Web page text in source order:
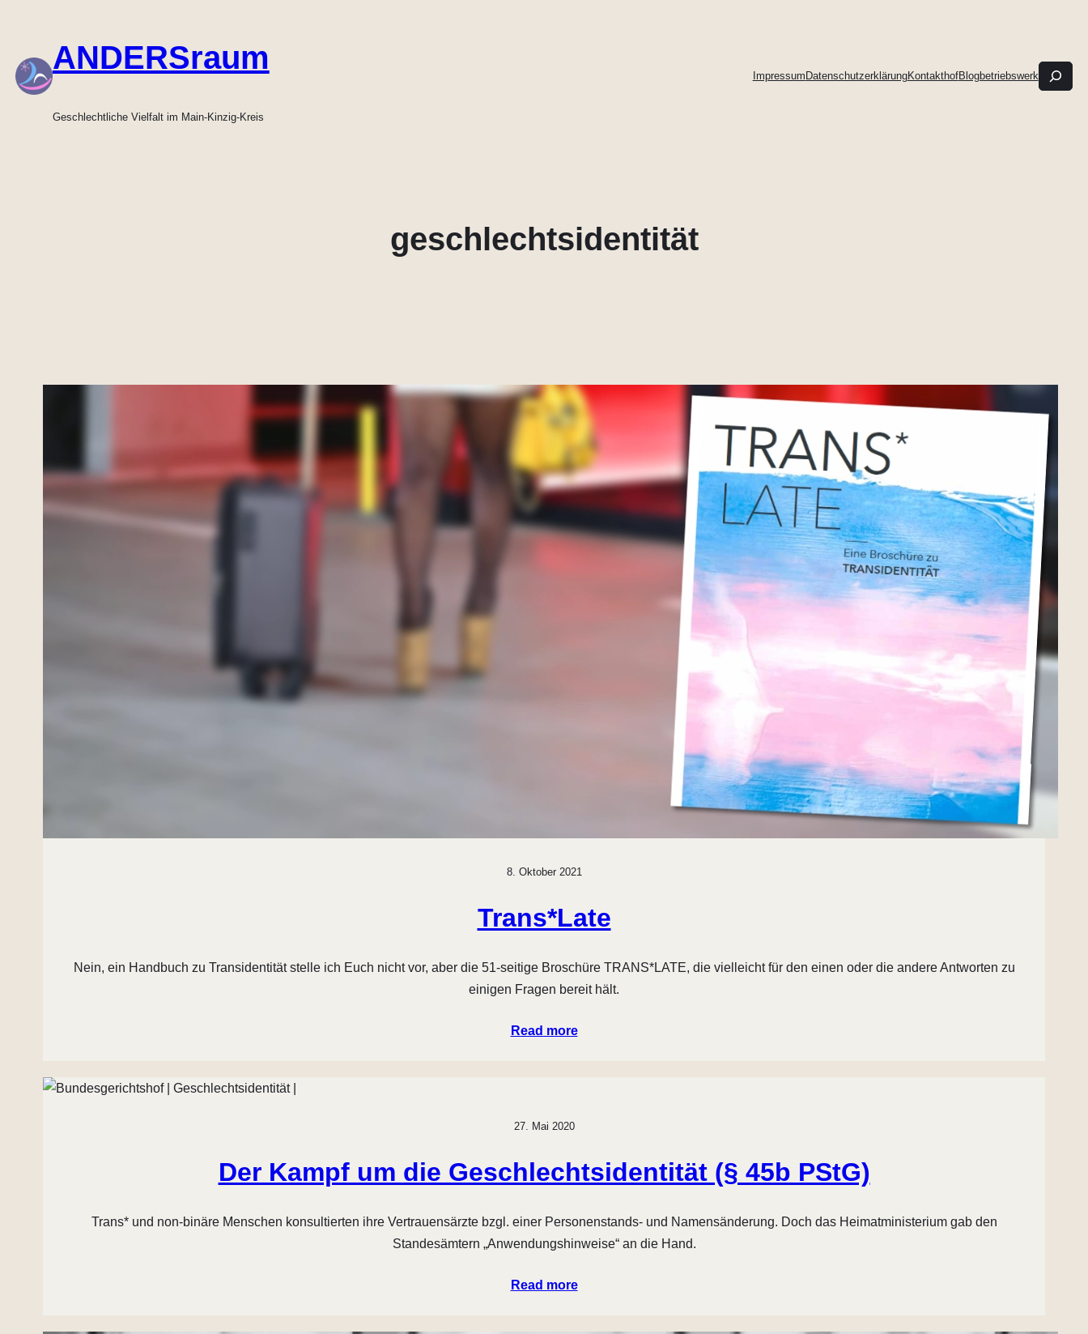
springenANDERSraum
Geschlechtliche Vielfalt im Main-Kinzig-Kreis
ImpressumDatenschutzerklärungKontakthofBlogbetriebswerk
such
&
geschlechtsidentität
8. Oktober 2021
Trans*Late
Nein, ein Handbuch zu Transidentität stelle ich Euch nicht vor, aber die 51-seitige Broschüre TRANS*LATE, die vielleicht für den einen oder die andere Antworten zu
einigen Fragen bereit hält.
Read more
27. Mai 2020
Der Kampf um die Geschlechtsidentität (§ 45b PStG)
Trans* und non-binäre Menschen konsultierten ihre Vertrauensärzte bzgl. einer Personenstands- und Namensänderung. Doch das Heimatministerium gab den
Standesämtern „Anwendungshinweise“ an die Hand.
Read more